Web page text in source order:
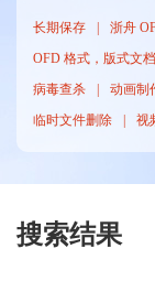
长期保存 浙舟
OFD 格式，版式文
病毒查杀
动画制
临时文件删除
视
搜索结果